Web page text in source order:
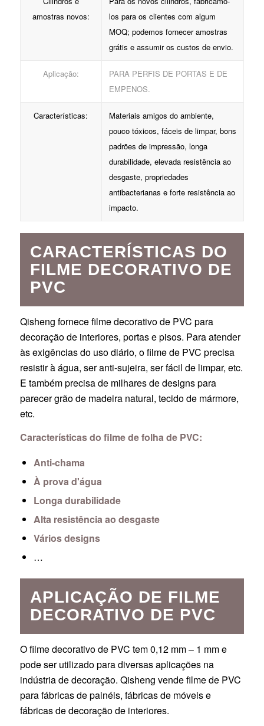
amostras novos:
los para os clientes com algum
MOQ; podemos fornecer amostras
grátis e assumir os custos de envio.
Aplicação:
PARA PERFIS DE PORTAS E DE
EMPENOS.
Características:
Materiais amigos do ambiente,
pouco tóxicos, fáceis de limpar, bons
padrões de impressão, longa
durabilidade, elevada resistência ao
desgaste, propriedades
antibacterianas e forte resistência ao
impacto.
CARACTERÍSTICAS DO
FILME DECORATIVO DE
PVC
Qisheng fornece filme decorativo de PVC para
decoração de interiores, portas e pisos. Para atender
às exigências do uso diário, o filme de PVC precisa
resistir à água, ser anti-sujeira, ser fácil de limpar, etc.
E também precisa de milhares de designs para
parecer grão de madeira natural, tecido de mármore,
etc.
Características do filme de folha de PVC:
Anti-chama
À prova d'água
Longa durabilidade
Alta resistência ao desgaste
Vários designs
…
APLICAÇÃO DE FILME
DECORATIVO DE PVC
O filme decorativo de PVC tem 0,12 mm – 1 mm e
pode ser utilizado para diversas aplicações na
indústria de decoração. Qisheng vende filme de PVC
para fábricas de painéis, fábricas de móveis e
fábricas de decoração de interiores.